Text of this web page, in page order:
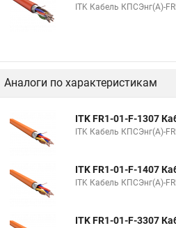
ITK Кабель КПСЭнг(А)-
Аналоги по характеристикам
ITK FR1-01-F-1307
ITK Кабель КПСЭнг(А)-
ITK FR1-01-F-1407
ITK Кабель КПСЭнг(А)-
ITK FR1-01-F-3307